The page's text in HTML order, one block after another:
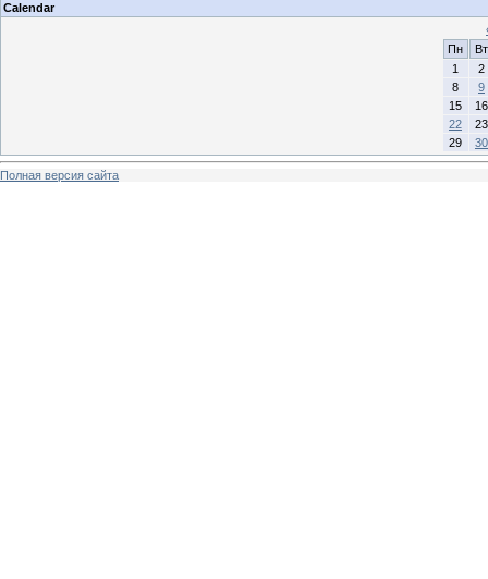
Calendar
Пн
Вт
1
2
8
9
15
16
22
23
29
30
Полная версия сайта